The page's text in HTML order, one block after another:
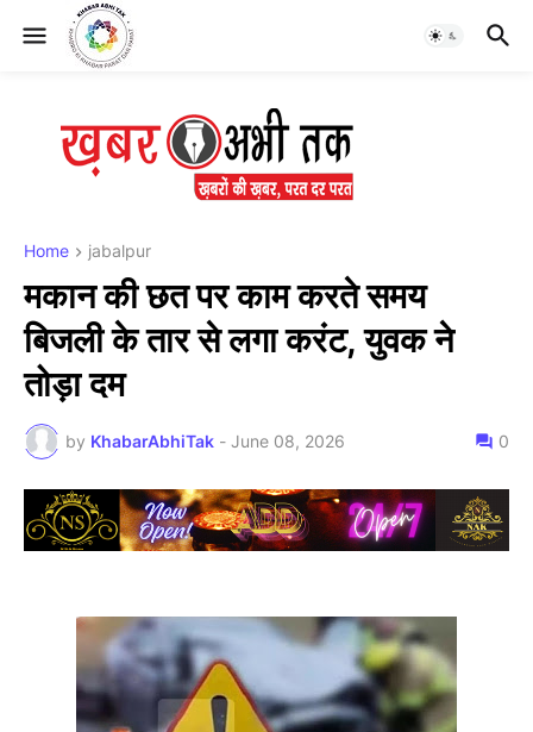
Home jabalpur
मकान की छत पर काम करते समय
बिजली के तार से लगा करंट, युवक ने
तोड़ा दम
by KhabarAbhiTak - June 08, 2026 0